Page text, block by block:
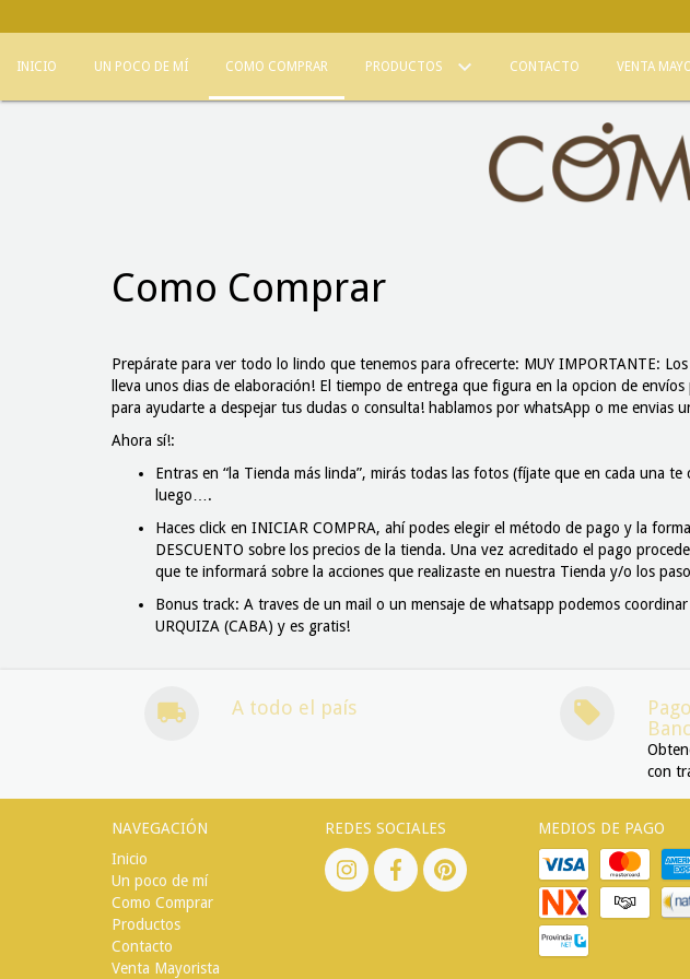
INICIO UN POCO DE MÍ COMO COMPRAR PRODUCTOS CONTACTO VENTA
Como Comprar
Prepárate para ver todo lo lindo que tenemos para ofrecerte: MUY IMPORTANTE:
lleva unos dias de elaboración! El tiempo de entrega que figura en la opcion de
para ayudarte a despejar tus dudas o consulta! hablamos por whatsApp o me envias
Ahora sí!:
Entras en “la Tienda más linda”, mirás todas las fotos (fíjate que en cada una
luego….
Haces click en INICIAR COMPRA, ahí podes elegir el método de pago y la
DESCUENTO sobre los precios de la tienda. Una vez acreditado el pago
que te informará sobre la acciones que realizaste en nuestra Tienda y/o los
Bonus track: A traves de un mail o un mensaje de whatsapp podemos
URQUIZA (CABA) y es gratis!
A todo el país
con
NAVEGACIÓN
Inicio
Un poco de mí
Como Comprar
Productos
Contacto
Venta Mayorista
REDES SOCIALES MEDIOS DE PAGO